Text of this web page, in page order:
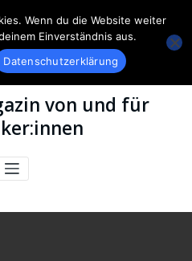
von und für
Wenn du die Website weiter
Einverständnis aus.
Datenschutzerklärung